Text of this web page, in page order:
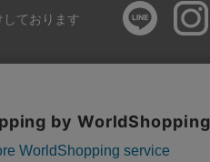
ております
取引法に基づく表示 プライバシーポリシー